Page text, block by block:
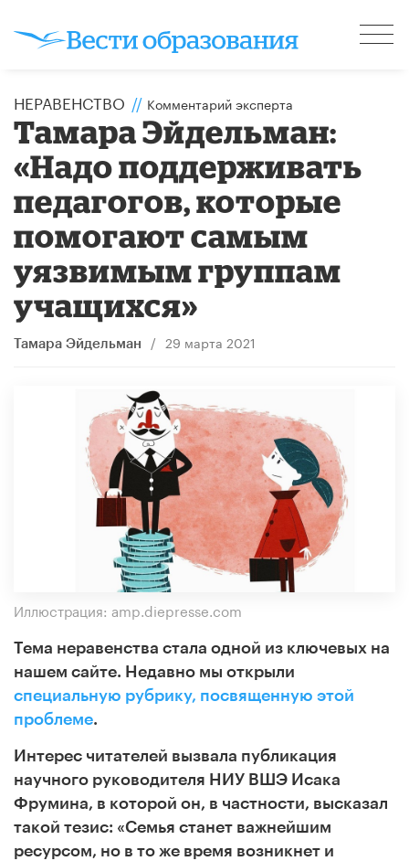
НЕРАВЕНСТВО // Комментарий эксперта
Тамара Эйдельман:
«Надо поддерживать
педагогов, которые
помогают самым
уязвимым группам
учащихся»
Тамара Эйдельман / 29 марта 2021
Иллюстрация: amp.diepresse.com
Тема неравенства стала одной из ключевых на
нашем сайте. Недавно мы открыли
специальную рубрику, посвященную этой
проблеме.
Интерес читателей вызвала публикация
научного руководителя НИУ ВШЭ Исака
Фрумина, в которой он, в частности, высказал
такой тезис: «Семья станет важнейшим
ресурсом, но в то же время возникнет и